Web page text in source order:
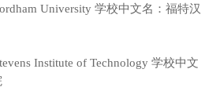
University 学校中文名：福特汉
Institute of Technology 学校中文